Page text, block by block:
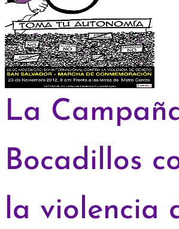
La
Bocadillos
la violencia